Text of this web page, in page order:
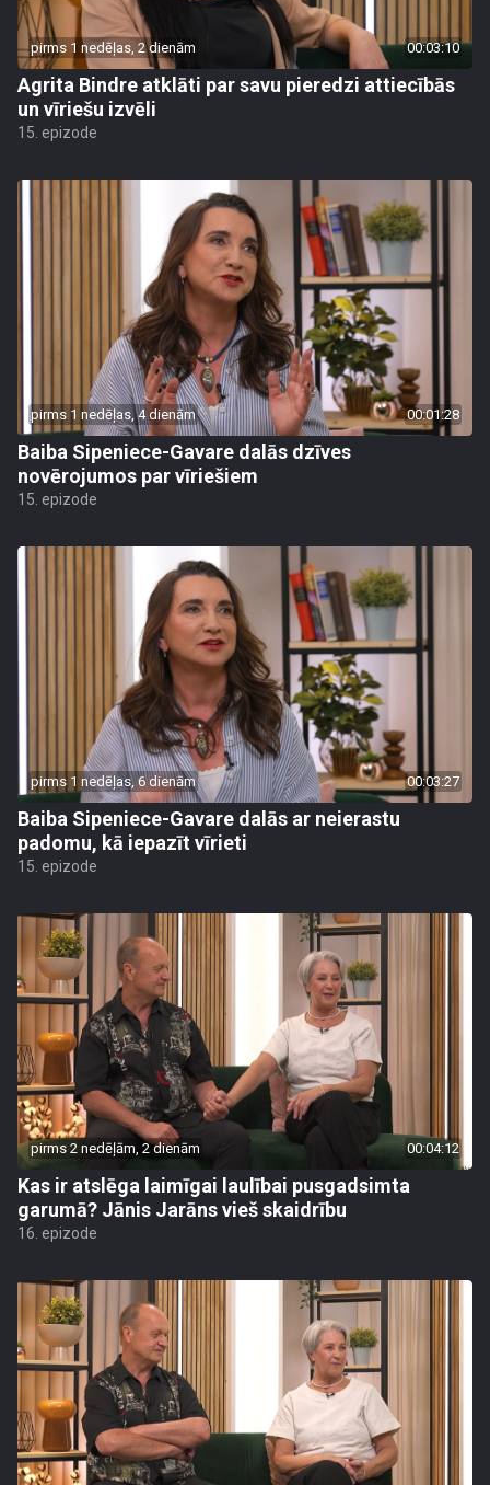
pirms 1 nedēļas, 2 dienām 00:03:10
Agrita Bindre atklāti par savu pieredzi attiecībās
un vīriešu izvēli
15. epizode
pirms 1 nedēļas, 4 dienām 00:01:28
Baiba Sipeniece-Gavare dalās dzīves
novērojumos par vīriešiem
15. epizode
pirms 1 nedēļas, 6 dienām 00:03:27
Baiba Sipeniece-Gavare dalās ar neierastu
padomu, kā iepazīt vīrieti
15. epizode
pirms 2 nedēļām, 2 dienām 00:04:12
Kas ir atslēga laimīgai laulībai pusgadsimta
garumā? Jānis Jarāns vieš skaidrību
16. epizode